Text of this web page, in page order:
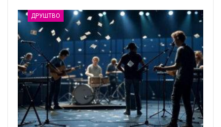
ДРУШТВО